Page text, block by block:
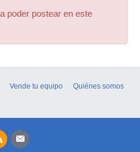
poder postear en este
Vende tu equipo
Quiénes somos